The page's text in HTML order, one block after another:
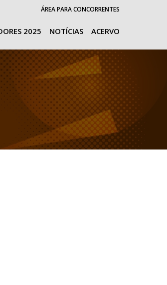
ÁREA PARA CONCORRENTES
2025 NOTÍCIAS ACERVO